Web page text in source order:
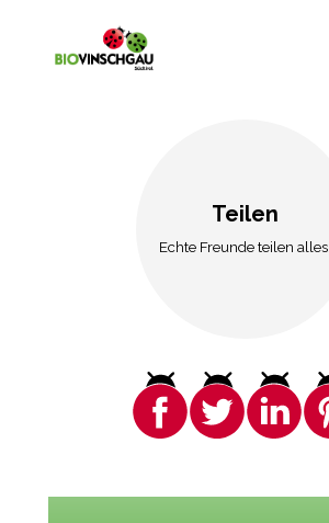
Teilen
Echte Freunde teilen alles.